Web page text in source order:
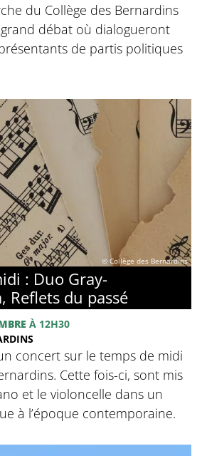
du Collège des Bernardins
débat où dialogueront
de partis politiques
© Collège des Bernardins
: Duo Gray-
Reflets du passé
À 12H30
concert sur le temps de midi
Cette fois-ci, sont mis
et le violoncelle dans un
à l’époque contemporaine.